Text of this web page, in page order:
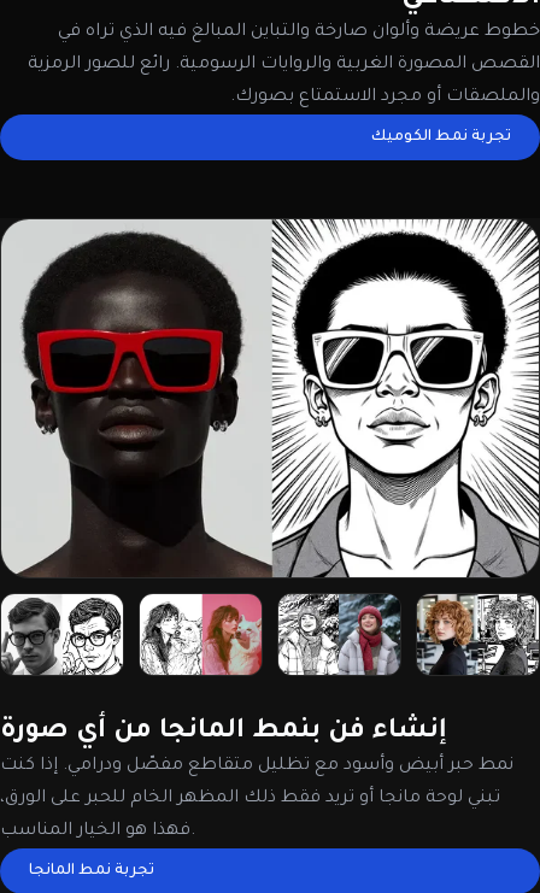
خطوط عريضة وألوان صارخة والتباين المبالغ فيه الذي تراه في
القصص المصورة الغربية والروايات الرسومية. رائع للصور الرمزية
والملصقات أو مجرد الاستمتاع بصورك.
تجربة نمط الكوميك
إنشاء فن بنمط المانجا من أي صورة
نمط حبر أبيض وأسود مع تظليل متقاطع مفصّل ودرامي. إذا كنت
تبني لوحة مانجا أو تريد فقط ذلك المظهر الخام للحبر على الورق،
فهذا هو الخيار المناسب.
تجربة نمط المانجا